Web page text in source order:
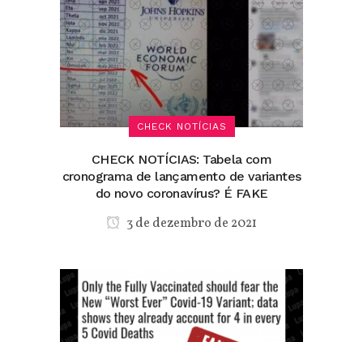
CHECK NOTÍCIAS
CHECK NOTÍCIAS: Tabela com
cronograma de lançamento de variantes
do novo coronavírus? É FAKE
3 de dezembro de 2021